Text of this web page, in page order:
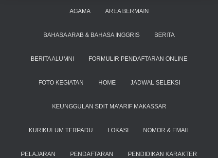
AGAMA AREA BERMAIN
BAHASA ARAB & BAHASA INGGRIS BERITA
BERITA ALUMNI FORMULIR PENDAFTARAN ONLINE
FOTO KEGIATAN HOME JADWAL SELEKSI
KEUNGGULAN SDIT MA’ARIF MAKASSAR
KURIKULUM TERPADU LOKASI NOMOR & EMAIL
PELAJARAN PENDAFTARAN PENDIDIKAN KARAKTER